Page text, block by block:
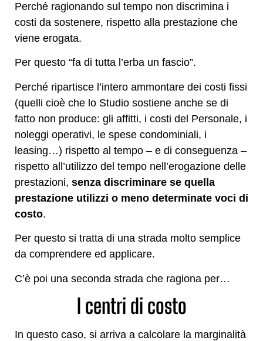
Perché ragionando sul tempo non discrimina i
costi da sostenere, rispetto alla prestazione che
viene erogata.
Per questo “fa di tutta l’erba un fascio”.
Perché ripartisce l’intero ammontare dei costi fissi
(quelli cioè che lo Studio sostiene anche se di
fatto non produce: gli affitti, i costi del Personale, i
noleggi operativi, le spese condominiali, i
leasing…) rispetto al tempo – e di conseguenza –
rispetto all’utilizzo del tempo nell’erogazione delle
prestazioni, senza discriminare se quella
prestazione utilizzi o meno determinate voci di
costo.
Per questo si tratta di una strada molto semplice
da comprendere ed applicare.
C’è poi una seconda strada che ragiona per…
I centri di costo
In questo caso, si arriva a calcolare la marginalità